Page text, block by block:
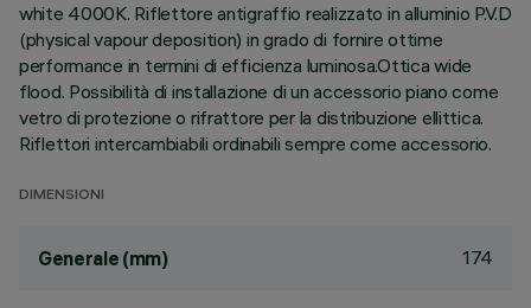
white 4000K. Riflettore antigraffio realizzato in alluminio P.V.D
(physical vapour deposition) in grado di fornire ottime
performance in termini di efficienza luminosa.Ottica wide
flood. Possibilità di installazione di un accessorio piano come
vetro di protezione o rifrattore per la distribuzione ellittica.
Riflettori intercambiabili ordinabili sempre come accessorio.
DIMENSIONI
Generale (mm) 174